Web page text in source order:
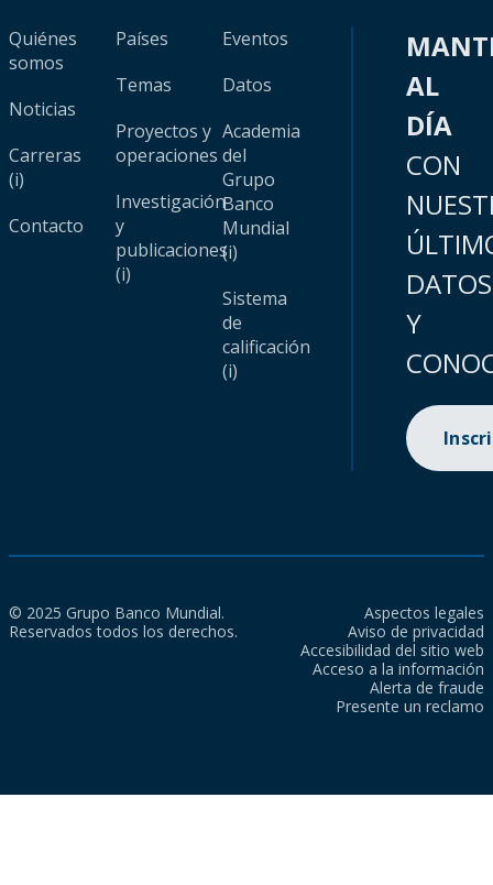
Quiénes
somos
Noticias
Carreras
(i)
Contacto
Países
Temas
Proyectos y
operaciones
Investigación
y
publicaciones
(i)
Eventos
Datos
Academia
del
Grupo
Banco
Mundial
(i)
Sistema
de
calificación
(i)
AL
DÍA
CON
DATOS
Y
© 2025 Grupo Banco Mundial.
Reservados todos los derechos.
Aspectos legales
Aviso de privacidad
Accesibilidad del sitio web
Acceso a la información
Alerta de fraude
Presente un reclamo